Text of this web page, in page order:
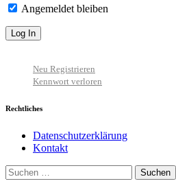
Angemeldet bleiben
Neu Registrieren
Kennwort verloren
Rechtliches
Datenschutzerklärung
Kontakt
Suchen
nach: